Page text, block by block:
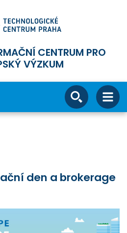
CENTRUM PRO
VÝZKUM
den a brokerage